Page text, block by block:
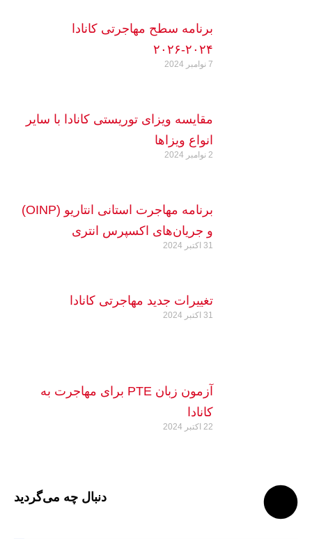
برنامه سطح مهاجرتی کانادا
۲۰۲۴-۲۰۲۶
7 نوامبر 2024
مقایسه ویزای توریستی کانادا با سایر
انواع ویزاها
2 نوامبر 2024
برنامه مهاجرت استانی انتاریو (OINP)
و جریان‌های اکسپرس انتری
31 اکتبر 2024
تغییرات جدید مهاجرتی کانادا
31 اکتبر 2024
آزمون زبان PTE برای مهاجرت به
کانادا
22 اکتبر 2024
دنبال چه می‌گردید